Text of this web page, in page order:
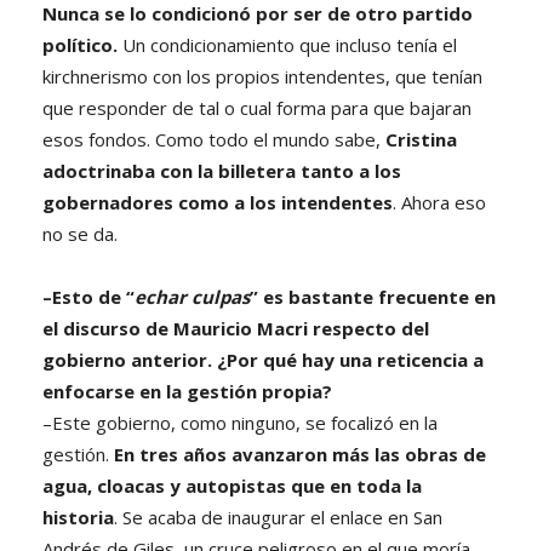
Nunca se lo condicionó por ser de otro partido
político. Un condicionamiento que incluso tenía el
kirchnerismo con los propios intendentes, que tenían
que responder de tal o cual forma para que bajaran
esos fondos. Como todo el mundo sabe, Cristina
adoctrinaba con la billetera tanto a los
gobernadores como a los intendentes. Ahora eso
no se da.
–Esto de “echar culpas” es bastante frecuente en
el discurso de Mauricio Macri respecto del
gobierno anterior. ¿Por qué hay una reticencia a
enfocarse en la gestión propia?
–Este gobierno, como ninguno, se focalizó en la
gestión. En tres años avanzaron más las obras de
agua, cloacas y autopistas que en toda la
historia. Se acaba de inaugurar el enlace en San